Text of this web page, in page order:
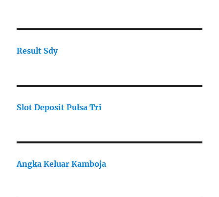
Result Sdy
Slot Deposit Pulsa Tri
Angka Keluar Kamboja